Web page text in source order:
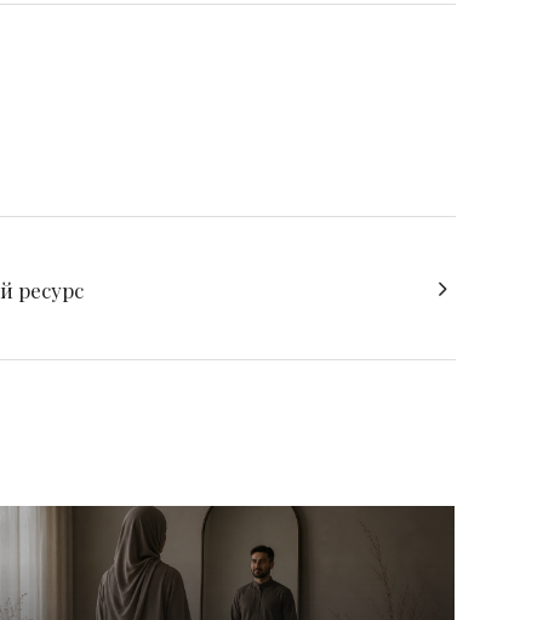
ресурс